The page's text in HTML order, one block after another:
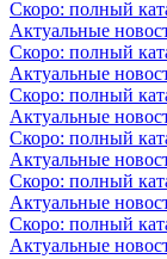
Скоро: полный
Актуальные
Скоро: полный
Актуальные
Скоро: полный
Актуальные
Скоро: полный
Актуальные
Скоро: полный
Актуальные
Скоро: полный
Актуальные